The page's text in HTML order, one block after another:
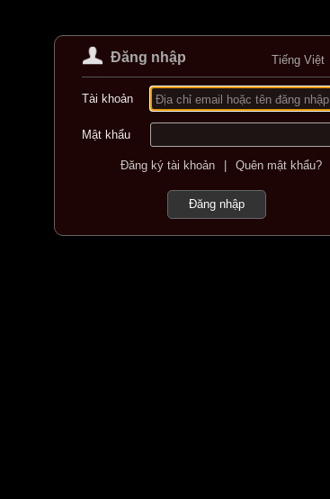
Đăng nhập Tiếng Việt
Tài khoản Địa chỉ email hoặc tên đăng nhập
Mật khẩu
Đăng ký tài khoản | Quên mật khẩu?